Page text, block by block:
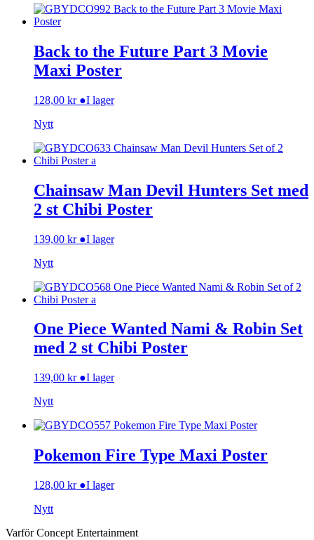
Back to the Future Part 3 Movie
Maxi Poster
128,00 kr ●I lager
Nytt
Chainsaw Man Devil Hunters Set med
2 st Chibi Poster
139,00 kr ●I lager
Nytt
One Piece Wanted Nami & Robin Set
med 2 st Chibi Poster
139,00 kr ●I lager
Nytt
Pokemon Fire Type Maxi Poster
128,00 kr ●I lager
Nytt
Varför Concept Entertainment